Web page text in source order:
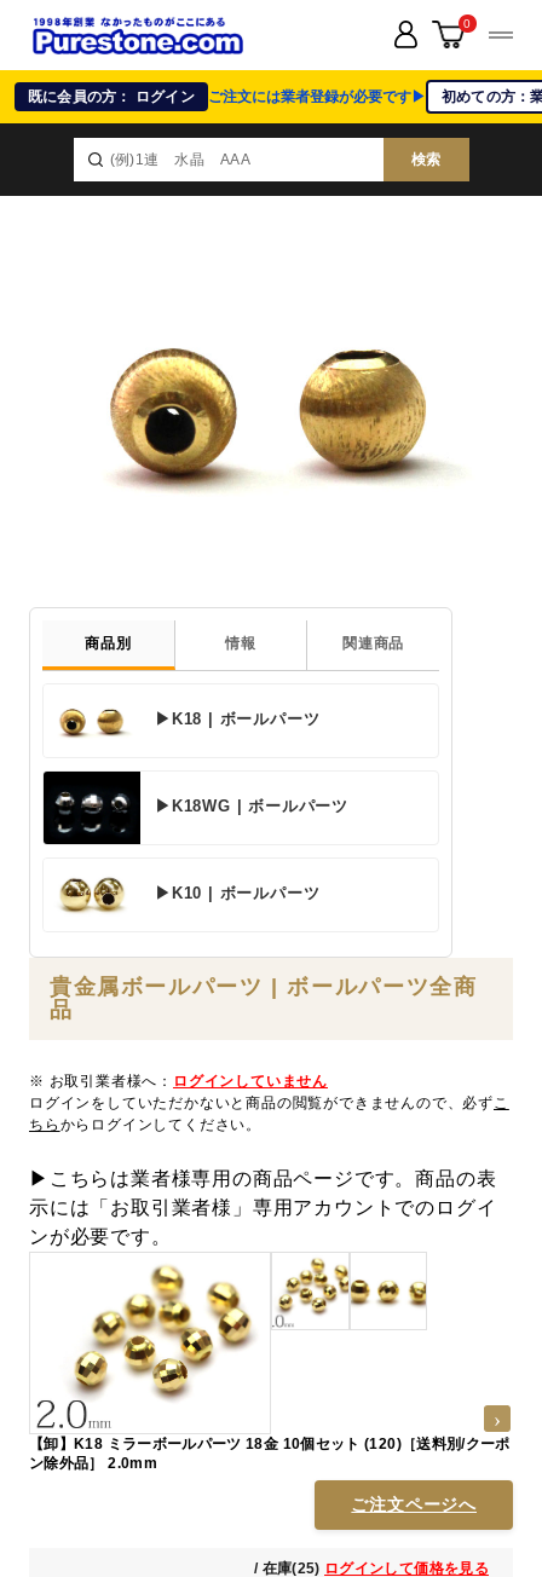
既に会員の方： ログイン ご注文には業者登録が必要です▶ 初めての方：
検索
0
商品別 情報 関連商品
▶K18 | ボールパーツ
▶K18WG | ボールパーツ
▶K10 | ボールパーツ
貴金属ボールパーツ | ボールパーツ全商
品
※ お取引業者様へ： ログインしていません
ログインをしていただかないと商品の閲覧ができませんので、必ずこ
ちら からログインしてください。
▶こちらは業者様専用の商品ページです。商品の表
示には「お取引業者様」専用アカウントでのログイ
ンが必要です。
【卸】K18 ミラーボールパーツ 18金 10個セット (120)［送料別/クーポ
ン除外品］ 2.0mm
ご注文ページへ
/ 在庫(25) ログインして価格を見る